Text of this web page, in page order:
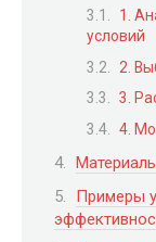
1.
условий
2.
3.
4.
Примеры